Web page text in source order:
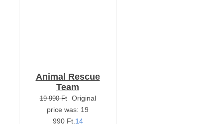
Animal Rescue
Team
19 990Ft
Original
price was: 19
990 Ft.14